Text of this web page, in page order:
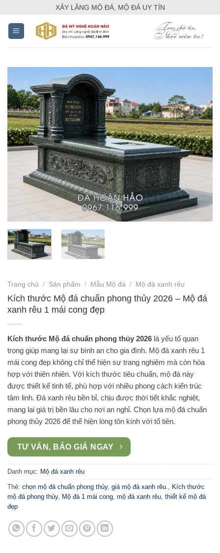
content
XÂY LĂNG MỘ ĐÁ, MỘ ĐÁ UY TÍN
Trang chủ / Sản phẩm / Mẫu Mộ đá / Mộ đá xanh rêu
Kích thước Mộ đá chuẩn phong thủy 2026 – Mộ đá
xanh rêu 1 mái cong đẹp
Kích thước Mộ đá chuẩn phong thủy 2026 là yếu tố quan
trọng giúp mang lại sự bình an cho gia đình. Mộ đá xanh rêu 1
mái cong đẹp không chỉ thể hiện sự trang nghiêm mà còn hòa
hợp với thiên nhiên. Với kích thước tiêu chuẩn, mộ đá này
được thiết kế tinh tế, phù hợp với nhiều phong cách kiến trúc
tâm linh. Đá xanh rêu bền bỉ, chịu được thời tiết khắc nghiệt,
mang lại giá trị bền lâu cho nơi an nghỉ. Chọn lựa mộ đá chuẩn
phong thủy 2026 để thể hiện lòng tôn kính với tổ tiên.
TƯ VẤN, BÁO GIÁ NGAY
Danh mục: Mộ đá xanh rêu
Thẻ: chọn mộ đá chuẩn phong thủy, giá mộ đá xanh rêu., Kích thước
mộ đá phong thủy, Mộ đá 1 mái cong, mộ đá xanh rêu, thiết kế mộ đá
đẹp